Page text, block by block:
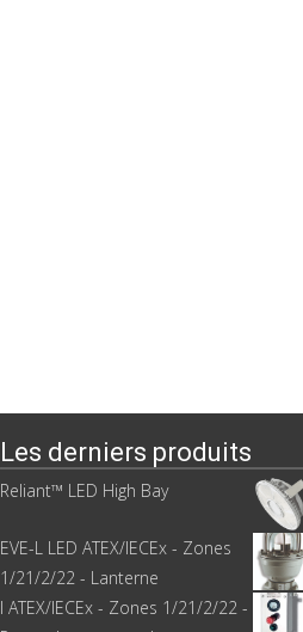
Les derniers produits
Reliant™ LED High Bay
EVE-L LED ATEX/IECEx - Zones
1/21/2/22 - Lanterne
I ATEX/IECEx - Zones 1/21/2/22 -